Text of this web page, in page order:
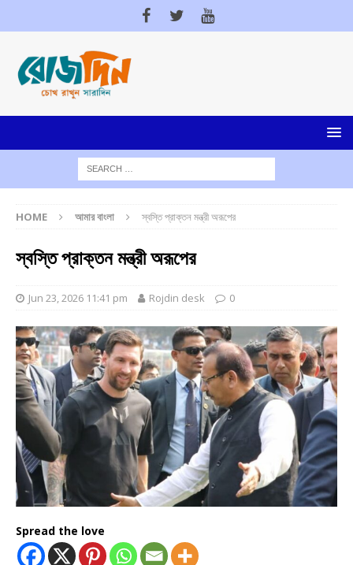
HOME আমার বাংলা স্বস্তি প্রাক্তন মন্ত্রী অরূপের
স্বস্তি প্রাক্তন মন্ত্রী অরূপের
Jun 23, 2026 11:41 pm Rojdin desk 0
Spread the love